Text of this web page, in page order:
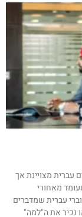
עברית מצויינת אך
מאחורי
עברית שמדברים
נכיר את ה"למה"